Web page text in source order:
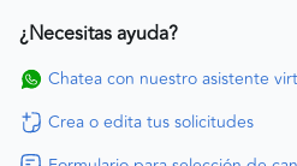
¿Necesitas ayuda?
Chatea con nuestro asistente
Crea o edita tus solicitudes